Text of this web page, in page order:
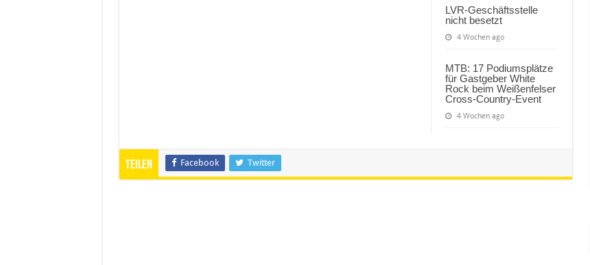
LVR-Geschäftsstelle
nicht besetzt
4 Wochen ago
MTB: 17 Podiumsplätze
für Gastgeber White
Rock beim Weißenfelser
Cross-Country-Event
4 Wochen ago
Teilen Facebook Twitter